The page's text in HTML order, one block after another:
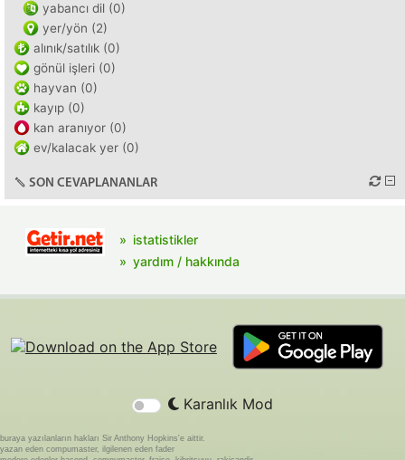
yabancı dil (0)
yer/yön (2)
alınık/satılık (0)
gönül işleri (0)
hayvan (0)
kayıp (0)
kan aranıyor (0)
ev/kalacak yer (0)
SON CEVAPLANANLAR
istatistikler
yardım / hakkında
Karanlık Mod
buraya yazılanların hakları Sir Anthony Hopkins'e aittir.
yazan eden compumaster, ilgilenen eden fader